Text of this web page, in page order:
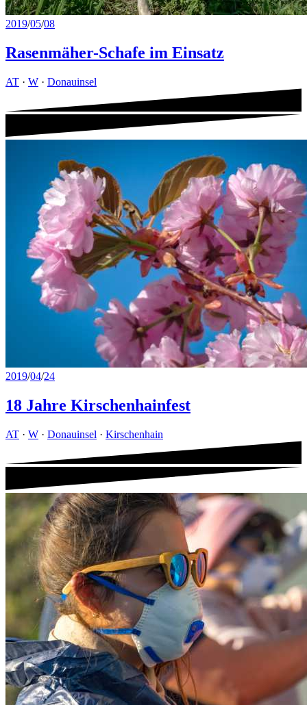
2019/05/08
Rasenmäher-Schafe im Einsatz
AT · W · Donauinsel
2019/04/24
18 Jahre Kirschenhainfest
AT · W · Donauinsel · Kirschenhain